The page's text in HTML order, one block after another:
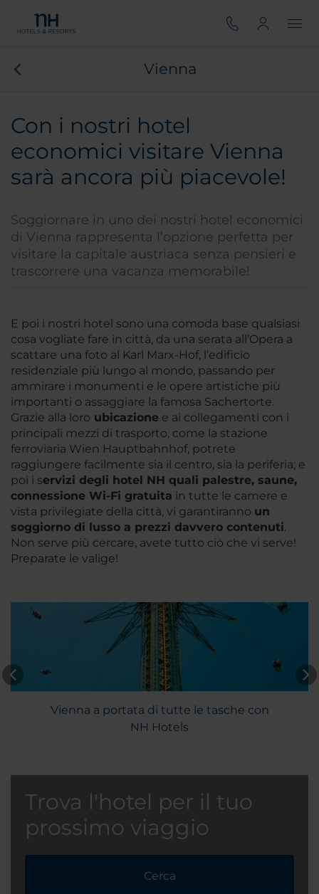
Vienna
Con i nostri hotel
economici visitare Vienna
sarà ancora più piacevole!
Soggiornare in uno dei nostri hotel economici
di Vienna rappresenta l’opzione perfetta per
visitare la capitale austriaca senza pensieri e
trascorrere una vacanza memorabile!
E poi i nostri hotel sono una comoda base qualsiasi
cosa vogliate fare in città, da una serata all’Opera a
scattare una foto al Karl Marx-Hof, l’edificio
residenziale più lungo al mondo, passando per
ammirare i monumenti e le opere artistiche più
importanti o assaggiare la famosa Sachertorte.
Grazie alla loro ubicazione e ai collegamenti con i
principali mezzi di trasporto, come la stazione
ferroviaria Wien Hauptbahnhof, potrete
raggiungere facilmente sia il centro, sia la periferia; e
poi i servizi degli hotel NH quali palestre, saune,
connessione Wi-Fi gratuita in tutte le camere e
vista privilegiate della città, vi garantiranno un
soggiorno di lusso a prezzi davvero contenuti.
Non serve più cercare, avete tutto ciò che vi serve!
Preparate le valige!
Vienna a portata di tutte le tasche con
NH Hotels
Trova l'hotel per il tuo
prossimo viaggio
Cerca